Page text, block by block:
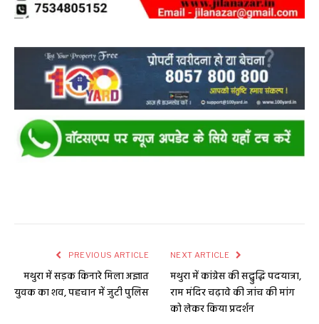
PREVIOUS ARTICLE
मथुरा में सड़क किनारे मिला अज्ञात
युवक का शव, पहचान में जुटी पुलिस
NEXT ARTICLE
मथुरा में कांग्रेस की सद्बुद्धि पदयात्रा,
राम मंदिर चढ़ावे की जांच की मांग
को लेकर किया प्रदर्शन